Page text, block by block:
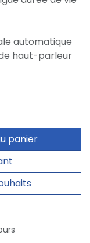
automatique
haut-parleur
panier